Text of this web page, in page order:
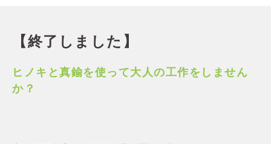
garden kitchen HOUSE
ぬりかべW断熱スタイル
ゲヤスタイル
【終了しました】
ヒノキと真鍮を使って大人の工作をしません
か？